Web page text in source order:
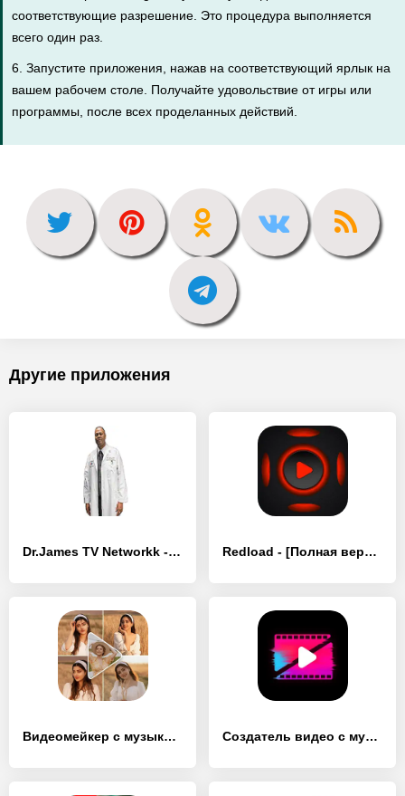
соответствующие разрешение. Это процедура выполняется
всего один раз.
6. Запустите приложения, нажав на соответствующий ярлык на
вашем рабочем столе. Получайте удовольствие от игры или
программы, после всех проделанных действий.
Другие приложения
Dr.James TV Networkk - [Полная версия] Redload - [Полная версия]
Видеомейкер с музыкой и фото - [Без рекламы] Создатель видео с музыкой фото - [Полная версия]